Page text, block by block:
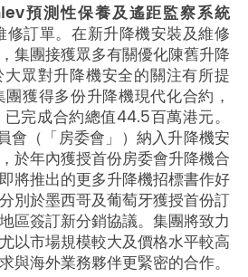
預測性保養及遙距監察系統
修訂單。在新升降機安裝及維修
集團接獲眾多有關優化陳舊升降
眾對升降機安全的關注有所提
獲得多份升降機現代化合約，
完成合約總值44.5百萬港元。
會（「房委會」）納入升降機安
於年內獲授首份房委會升降機合
將推出的更多升降機招標書作好
別於墨西哥及葡萄牙獲授首份訂
區簽訂新分銷協議。集團將致力
以市場規模較大及價格水平較高
與海外業務夥伴更緊密的合作。